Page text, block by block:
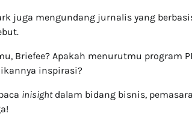
juga mengundang jurnalis yang
Briefee? Apakah menurutmu program
inspirasi?
inisightdalam bidang bisnis,